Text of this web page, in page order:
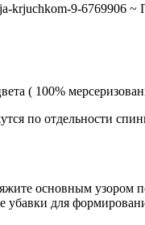
~
( 100%
по отдельности
основным
убавки для